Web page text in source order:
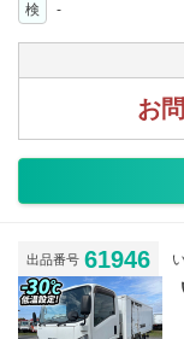
検
-
お
出品番号 61946